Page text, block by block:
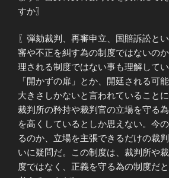
すか〗
〖弾劾裁判、再審申立、国賠訴訟と
審や不正を糾す為の制度ではないの
理される制度ではない事も理解して
「開かずの扉」とか、開廷される可
大きさしかないと言われていることに
裁判所の矜持や裁判官の立場を守る
を高くしているとしか思えない。今
るのか、立場を主張できるだけの裁
いに疑問だ。この制度は、裁判所や
度ではなく、正義を守る為の制度だ